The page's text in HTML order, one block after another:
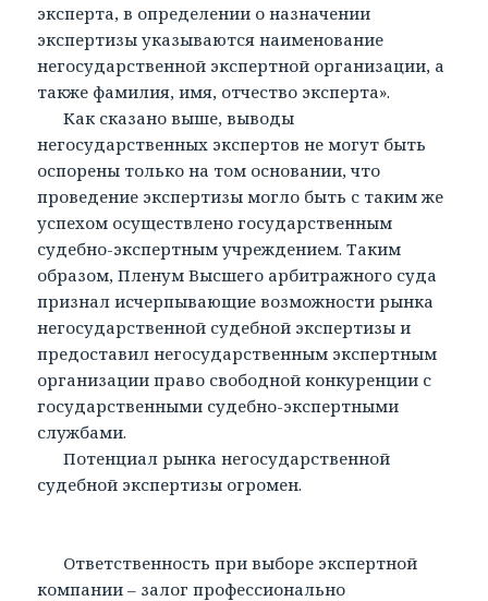
эксперта, в определении о назначении
экспертизы указываются наименование
негосударственной экспертной организации, а
также фамилия, имя, отчество эксперта».
Как сказано выше, выводы
негосударственных экспертов не могут быть
оспорены только на том основании, что
проведение экспертизы могло быть с таким же
успехом осуществлено государственным
судебно-экспертным учреждением. Таким
образом, Пленум Высшего арбитражного суда
признал исчерпывающие возможности рынка
негосударственной судебной экспертизы и
предоставил негосударственным экспертным
организации право свободной конкуренции с
государственными судебно-экспертными
службами.
Потенциал рынка негосударственной
судебной экспертизы огромен.
Ответственность при выборе экспертной
компании – залог профессионально